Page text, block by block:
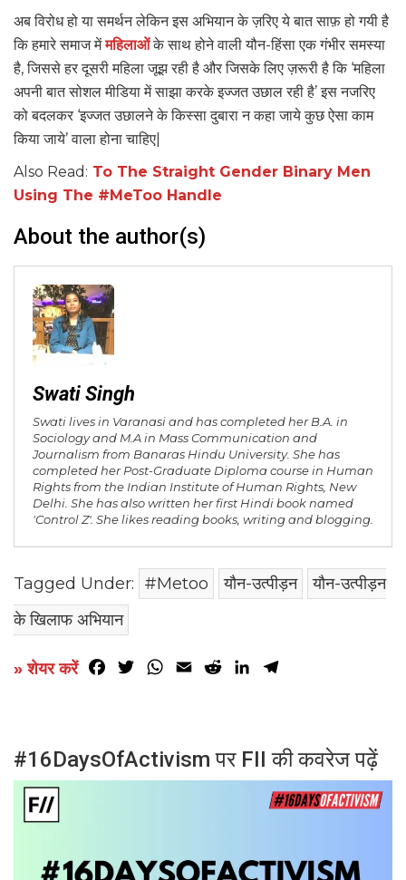
अब विरोध हो या समर्थन लेकिन इस अभियान के ज़रिए ये बात साफ़ हो गयी है
कि हमारे समाज मेंमहिलाओंके साथ होने वाली यौन-हिंसा एक गंभीर समस्या
है, जिससे हर दूसरी महिला जूझ रही है और जिसके लिए ज़रूरी है कि ‘महिला
अपनी बात सोशल मीडिया में साझा करके इज्जत उछाल रही है’ इस नजरिए
को बदलकर ‘इज्जत उछालने के किस्सा दुबारा न कहा जाये कुछ ऐसा काम
किया जाये’ वाला होना चाहिए|
Also Read: To The Straight Gender Binary Men
Using The #MeToo Handle
About the author(s)
Swati Singh
Swati lives in Varanasi and has completed her B.A. in
Sociology and M.A in Mass Communication and
Journalism from Banaras Hindu University. She has
completed her Post-Graduate Diploma course in Human
Rights from the Indian Institute of Human Rights, New
Delhi. She has also written her first Hindi book named
'Control Z'. She likes reading books, writing and blogging.
Tagged Under: #Metoo यौन-उत्पीड़न
यौन-उत्पीड़न
के खिलाफ अभियान
» शेयर करें Facebook
TwitterWhatsApp
Email RedditLinkedIn
#16DaysOfActivism पर FII की कवरेज पढ़ें